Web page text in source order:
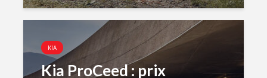
KIA
Kia ProCeed : prix